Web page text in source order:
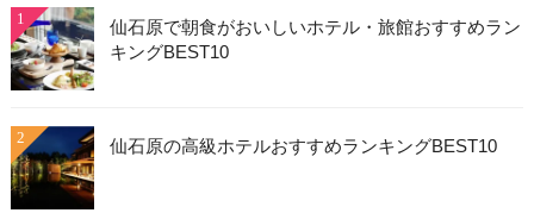
1
仙石原で朝食がおいしいホテル・旅館おすすめラン
キングBEST10
2 仙石原の高級ホテルおすすめランキングBEST10